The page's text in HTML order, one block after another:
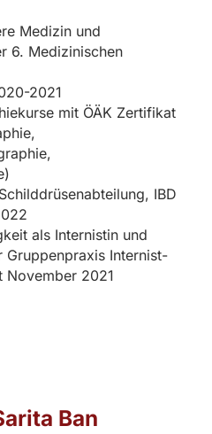
Medizin und
6. Medizinischen
2021
mit ÖÄK Zertifikat
IBD
als Internistin und
Gruppenpraxis Internist-
November 2021
Ban